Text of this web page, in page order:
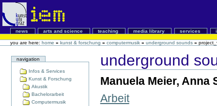
news arts and science teaching media library services
you are here: home » kunst & forschung » computermusik » underground sounds »
navigation
Infos & Services
Kunst & Forschung
Akustik
Bachelorarbeit
Computermusik
underground
Manuela Meier, Anna
Arbeit